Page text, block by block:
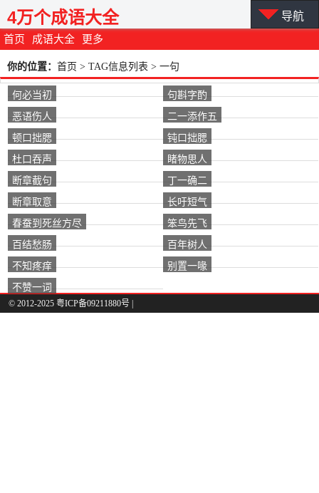
首页 成语大全 更多
4万个成语大全 导航
你的位置： 首页 > TAG信息列表 > 一句
何必当初
句斟字酌
恶语伤人
二一添作五
顿口拙腮
钝口拙腮
杜口吞声
睹物思人
断章截句
丁一确二
断章取意
长吁短气
春蚕到死丝方尽
笨鸟先飞
百结愁肠
百年树人
不知疼痒
别置一喙
不赞一词
© 2012-2025 粤ICP备09211880号 |